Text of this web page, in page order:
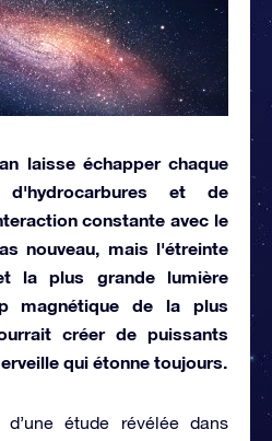
laisse échapper chaque
et de
constante avec le
nouveau, mais l'étreinte
la plus grande lumière
magnétique de la plus
créer de puissants
qui étonne toujours.
étude révélée dans